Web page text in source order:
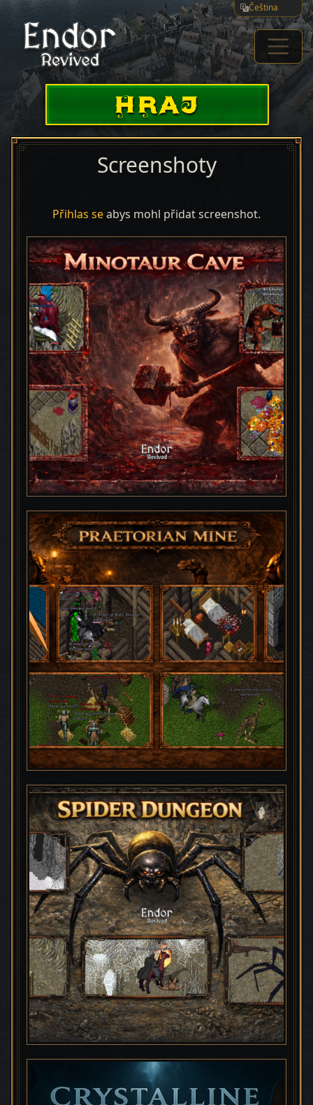
Čeština
HRAJ
Screenshoty
Přihlas seabys mohl přidat screenshot.